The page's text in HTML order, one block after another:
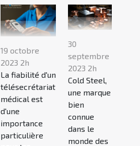
19 octobre
2023 2h
La fiabilité d'un
télésecrétariat
médical est
d'une
importance
particulière
30
septembre
2023 2h
Cold Steel,
une marque
bien
connue
dans le
monde des